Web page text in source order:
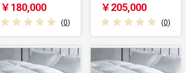
￥180,000
(0)
￥205,000
(0)